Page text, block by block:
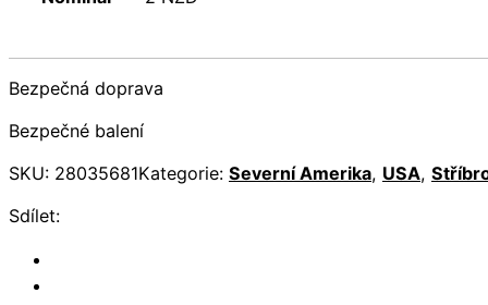
Bezpečná doprava
Bezpečné balení
SKU: 28035681Kategorie: Severní Amerika, USA,
Sdílet: